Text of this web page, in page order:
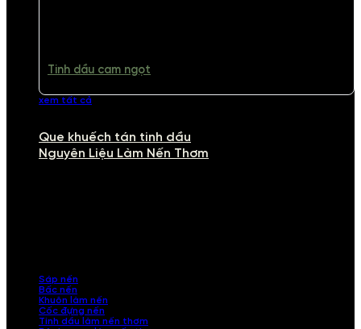
Tinh dầu cam ngọt
xem tất cả
Que khuếch tán tinh dầu
Nguyên Liệu Làm Nến Thơm
Sáp nến
Bấc nến
Khuôn làm nến
Cốc đựng nến
Tinh dầu làm nến thơm